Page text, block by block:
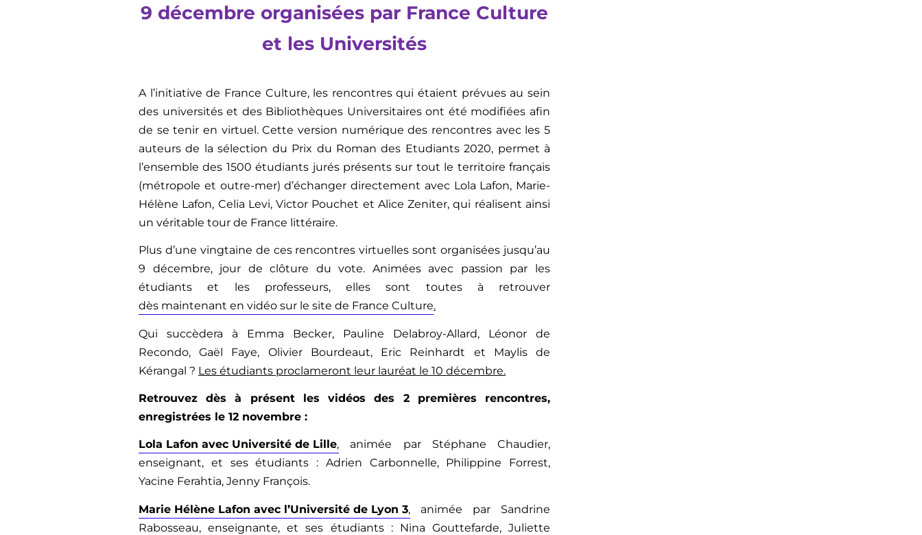
9 décembre organisées par France Culture
et les Universités
A l’initiative de France Culture, les rencontres qui étaient prévues au sein
des universités et des Bibliothèques Universitaires ont été modifiées afin
de se tenir en virtuel. Cette version numérique des rencontres avec les 5
auteurs de la sélection du Prix du Roman des Etudiants 2020, permet à
l’ensemble des 1500 étudiants jurés présents sur tout le territoire français
(métropole et outre-mer) d’échanger directement avec Lola Lafon, Marie-
Hélène Lafon, Celia Levi, Victor Pouchet et Alice Zeniter, qui réalisent ainsi
un véritable tour de France littéraire.
Plus d’une vingtaine de ces rencontres virtuelles sont organisées jusqu’au
9 décembre, jour de clôture du vote. Animées avec passion par les
étudiants et les professeurs, elles sont toutes à retrouver
dès maintenant en vidéo sur le site de France Culture.
Qui succèdera à Emma Becker, Pauline Delabroy-Allard, Léonor de
Recondo, Gaël Faye, Olivier Bourdeaut, Eric Reinhardt et Maylis de
Kérangal ? Les étudiants proclameront leur lauréat le 10 décembre.
Retrouvez dès à présent les vidéos des 2 premières rencontres,
enregistrées le 12 novembre :
Lola Lafon avec Université de Lille, animée par Stéphane Chaudier,
enseignant, et ses étudiants : Adrien Carbonnelle, Philippine Forrest,
Yacine Ferahtia, Jenny François.
Marie Hélène Lafon avec l’Université de Lyon 3, animée par Sandrine
Rabosseau, enseignante, et ses étudiants : Nina Gouttefarde, Juliette